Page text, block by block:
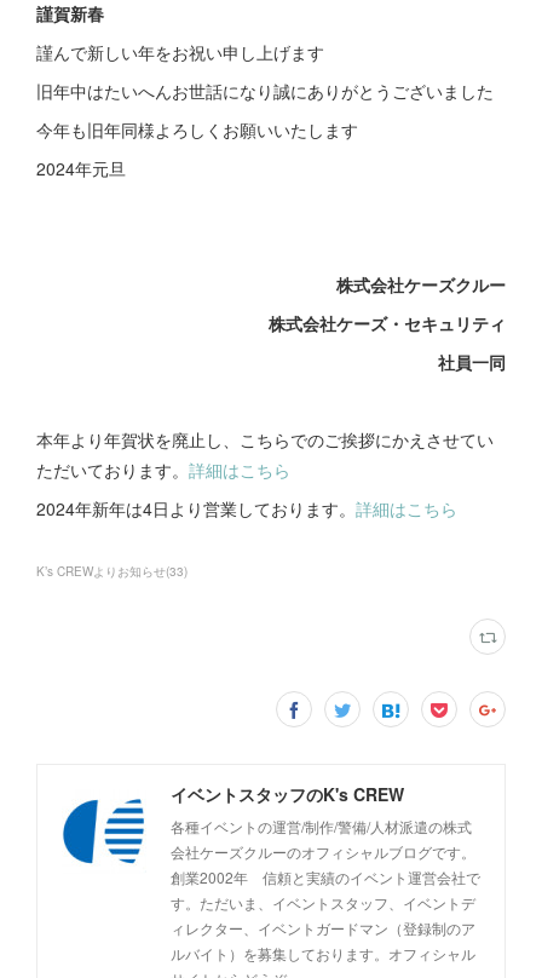
謹賀新春
謹んで新しい年をお祝い申し上げます
旧年中はたいへんお世話になり誠にありがとうございました
今年も旧年同様よろしくお願いいたします
2024年元旦
株式会社ケーズクルー
株式会社ケーズ・セキュリティ
社員一同
本年より年賀状を廃止し、こちらでのご挨拶にかえさせてい
ただいております。 詳細はこちら
2024年新年は4日より営業しております。 詳細はこちら
K’s CREWよりお知らせ(33)
イベントスタッフのK's CREW
各種イベントの運営/制作/警備/人材派遣の株式
会社ケーズクルーのオフィシャルブログです。
創業2002年 信頼と実績のイベント運営会社で
す。ただいま、イベントスタッフ、イベントデ
ィレクター、イベントガードマン（登録制のア
ルバイト）を募集しております。オフィシャル